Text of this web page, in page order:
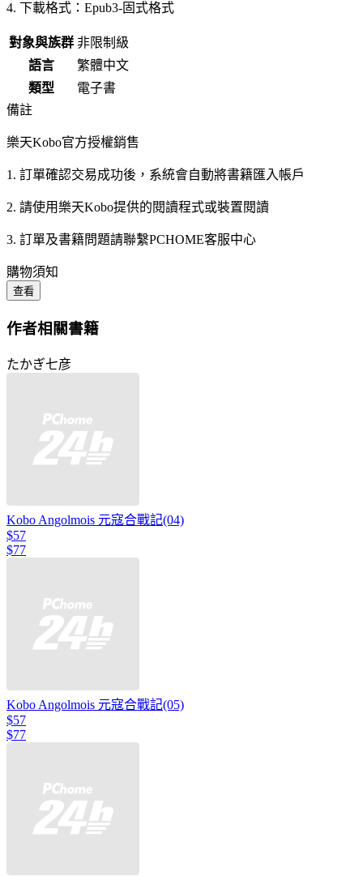
4. 下載格式：Epub3-固式格式
對象與族群 非限制級
語言
繁體中文
類型
電子書
備註
樂天Kobo官方授權銷售
1. 訂單確認交易成功後，系統會自動將書籍匯入帳戶
2. 請使用樂天Kobo提供的閱讀程式或裝置閱讀
3. 訂單及書籍問題請聯繫PCHOME客服中心
購物須知
查看
作者相關書籍
たかぎ七彦
Kobo Angolmois 元寇合戰記(04)
$57
$77
Kobo Angolmois 元寇合戰記(05)
$57
$77